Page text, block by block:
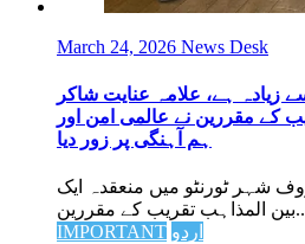
March 24, 2026 News Desk
زیادہ ہے، علامہ عنایت شاکر
کے مقررین نے عالمی امن اور
ہم آہنگی پر زور دیا
شہر ٹورنٹو میں منعقدہ ایک
کے مقررین...
IMPORTANT اردو